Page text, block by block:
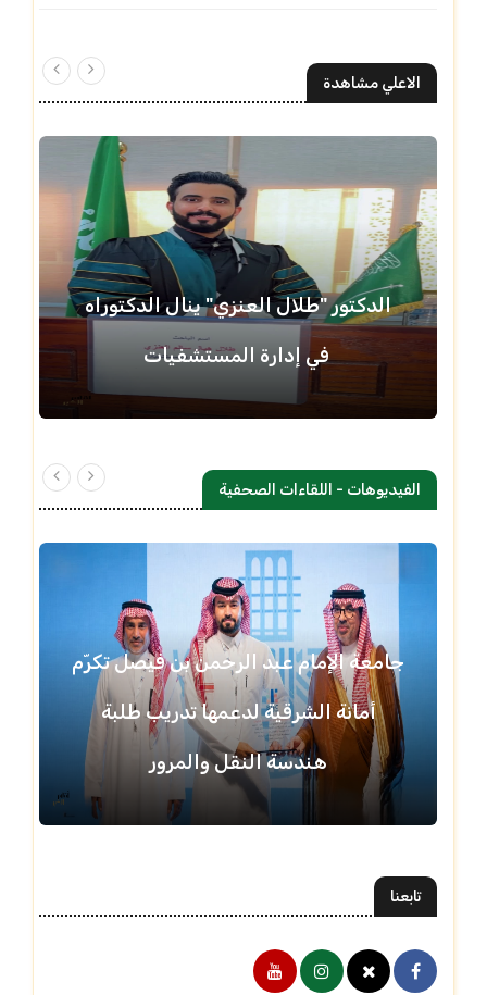
الاعلي مشاهدة
الدكتور "طلال العنزي" ينال الدكتوراه
في إدارة المستشفيات
الفيديوهات - اللقاءات الصحفية
جامعة الإمام عبد الرحمن بن فيصل تكرّم
أمانة الشرقية لدعمها تدريب طلبة
هندسة النقل والمرور
تابعنا